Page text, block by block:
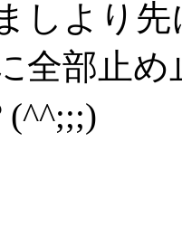
しより
全部止
(^^;;;)